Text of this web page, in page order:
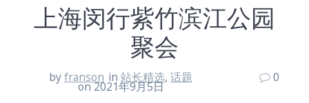
上海闵行紫竹滨江公园
聚会
byfranson in 站长精选, 话题
on 2021年9月5日
0